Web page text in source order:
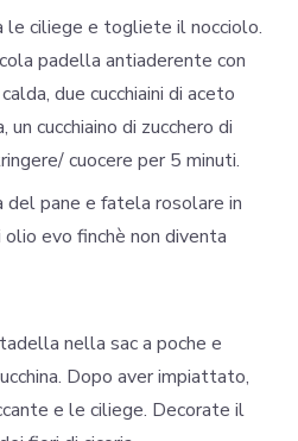
le ciliege e togliete il nocciolo.
padella antiaderente con
due cucchiaini di aceto
cucchiaino di zucchero di
cuocere per 5 minuti.
pane e fatela rosolare in
evo finchè non diventa
nella sac a poche e
Dopo aver impiattato,
e le ciliege. Decorate il